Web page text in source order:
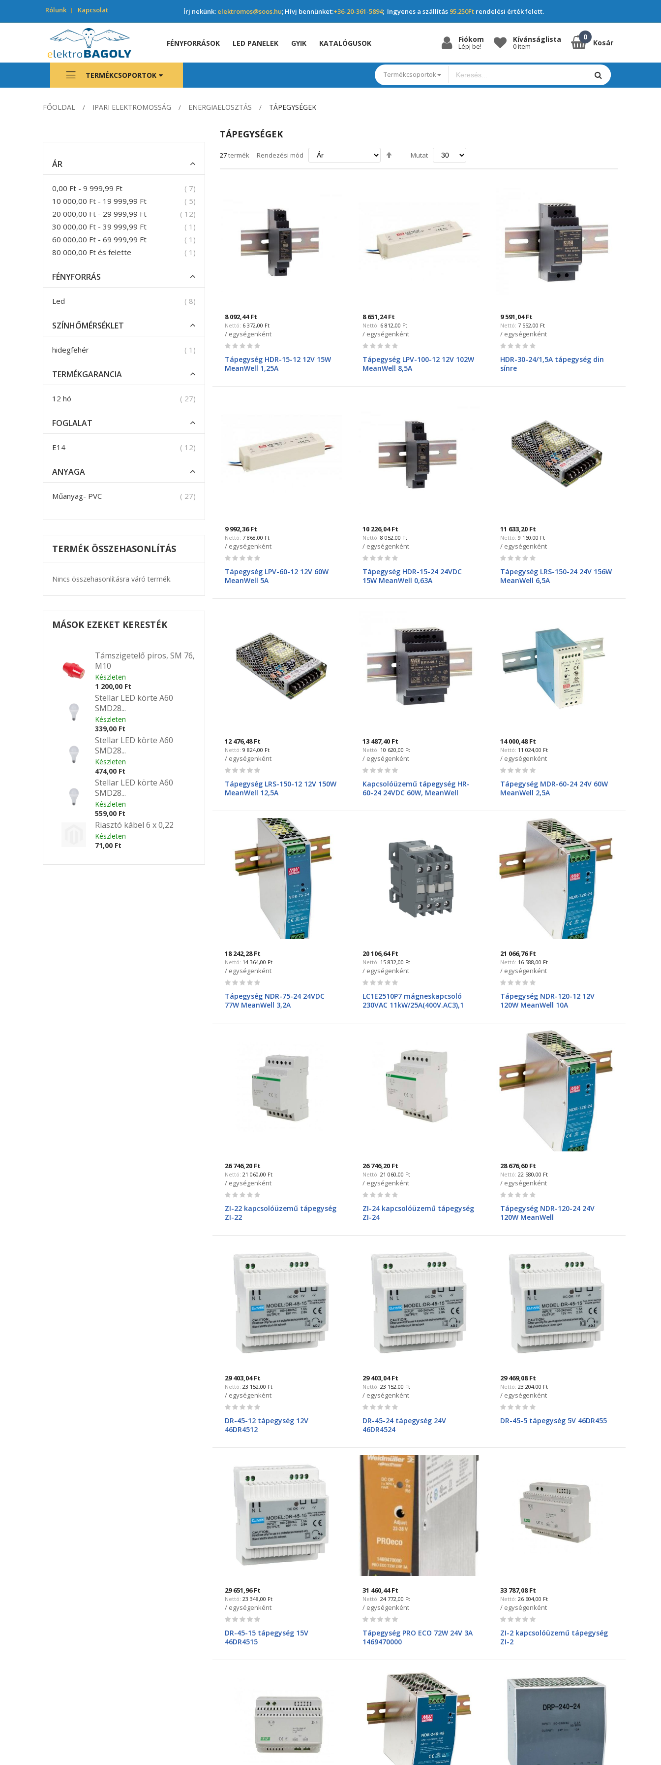
Rólunk Kapcsolat Írj nekünk: elektromos@soos.hu; Hívj bennünket:+36-20-361-5894; Ingyenes a szállítás 95.250Ft rendelési érték felett.
FÉNYFORRÁSOK LED PANELEK GYIK KATALÓGUSOK Fiókom
Lépj be!
Kívánságlista
0 item Kosár
TERMÉKCSOPORTOK Termékcsoportok
FŐOLDAL IPARI ELEKTROMOSSÁG ENERGIAELOSZTÁS TÁPEGYSÉGEK
TÁPEGYSÉGEK
27termék Rendezési mód
Csökkenő
Mutat
8 092,44 Ft
6 372,00 Ft
/ egységenként
Rating:
Tápegység HDR-15-12 12V 15W
MeanWell 1,25A
8 651,24 Ft
6 812,00 Ft
/ egységenként
Rating:
Tápegység LPV-100-12 12V 102W
MeanWell 8,5A
9 591,04 Ft
7 552,00 Ft
/ egységenként
Rating:
HDR-30-24/1,5A tápegység din
sínre
9 992,36 Ft
7 868,00 Ft
/ egységenként
Rating:
Tápegység LPV-60-12 12V 60W
MeanWell 5A
10 226,04 Ft
8 052,00 Ft
/ egységenként
Rating:
Tápegység HDR-15-24 24VDC
15W MeanWell 0,63A
11 633,20 Ft
9 160,00 Ft
/ egységenként
Rating:
Tápegység LRS-150-24 24V 156W
MeanWell 6,5A
12 476,48 Ft
9 824,00 Ft
/ egységenként
Rating:
Tápegység LRS-150-12 12V 150W
MeanWell 12,5A
13 487,40 Ft
10 620,00 Ft
/ egységenként
Rating:
Kapcsolóüzemű tápegység HR-
60-24 24VDC 60W, MeanWell
14 000,48 Ft
11 024,00 Ft
/ egységenként
Rating:
Tápegység MDR-60-24 24V 60W
MeanWell 2,5A
18 242,28 Ft
14 364,00 Ft
/ egységenként
Rating:
Tápegység NDR-75-24 24VDC
77W MeanWell 3,2A
20 106,64 Ft
15 832,00 Ft
/ egységenként
Rating:
LC1E2510P7 mágneskapcsoló
230VAC 11kW/25A(400V.AC3),1
21 066,76 Ft
16 588,00 Ft
/ egységenként
Rating:
Tápegység NDR-120-12 12V
120W MeanWell 10A
26 746,20 Ft
21 060,00 Ft
/ egységenként
Rating:
ZI-22 kapcsolóüzemű tápegység
ZI-22
26 746,20 Ft
21 060,00 Ft
/ egységenként
Rating:
ZI-24 kapcsolóüzemű tápegység
ZI-24
28 676,60 Ft
22 580,00 Ft
/ egységenként
Rating:
Tápegység NDR-120-24 24V
120W MeanWell
29 403,04 Ft
23 152,00 Ft
/ egységenként
Rating:
DR-45-12 tápegység 12V
46DR4512
29 403,04 Ft
23 152,00 Ft
/ egységenként
Rating:
DR-45-24 tápegység 24V
46DR4524
29 469,08 Ft
23 204,00 Ft
/ egységenként
Rating:
DR-45-5 tápegység 5V 46DR455
29 651,96 Ft
23 348,00 Ft
/ egységenként
Rating:
DR-45-15 tápegység 15V
46DR4515
31 460,44 Ft
24 772,00 Ft
/ egységenként
Rating:
Tápegység PRO ECO 72W 24V 3A
1469470000
33 787,08 Ft
26 604,00 Ft
/ egységenként
Rating:
ZI-2 kapcsolóüzemű tápegység
ZI-2
ÁR
0,00 Ft - 9 999,99 Ft 7termék
10 000,00 Ft - 19 999,99 Ft 5termék
20 000,00 Ft - 29 999,99 Ft 12termék
30 000,00 Ft - 39 999,99 Ft 1 termék
60 000,00 Ft - 69 999,99 Ft 1 termék
80 000,00 Ft és felette 1 termék
FÉNYFORRÁS
Led 8termék
SZÍNHŐMÉRSÉKLET
hidegfehér 1 termék
TERMÉKGARANCIA
12 hó 27termék
FOGLALAT
E14 12termék
ANYAGA
Műanyag- PVC 27termék
TERMÉK ÖSSZEHASONLÍTÁS
Nincs összehasonlításra váró termék.
MÁSOK EZEKET KERESTÉK
Támszigetelő piros, SM 76,
M10
Készleten
1 200,00 Ft
Stellar LED körte A60
SMD28...
Készleten
339,00 Ft
Stellar LED körte A60
SMD28...
Készleten
474,00 Ft
Stellar LED körte A60
SMD28...
Készleten
559,00 Ft
Riasztó kábel 6 x 0,22
Készleten
71,00 Ft